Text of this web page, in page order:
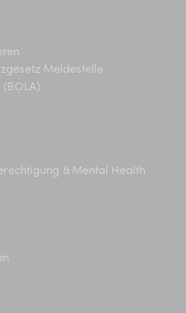
Meldestelle
& Mental Health